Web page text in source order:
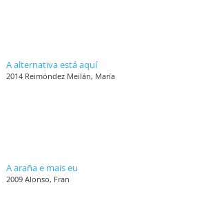
A alternativa está aquí
2014 Reimóndez Meilán, María
A araña e mais eu
2009 Alonso, Fran